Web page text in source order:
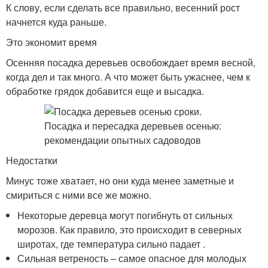
К слову, если сделать все правильно, весенний рост
начнется куда раньше.
Это экономит время
Осенняя посадка деревьев освобождает время весной,
когда дел и так много. А что может быть ужаснее, чем к
обработке грядок добавится еще и высадка.
Недостатки
Минус тоже хватает, но они куда менее заметные и
смириться с ними все же можно.
Некоторые деревца могут погибнуть от сильных
морозов. Как правило, это происходит в северных
широтах, где температура сильно падает .
Сильная ветреность – самое опасное для молодых